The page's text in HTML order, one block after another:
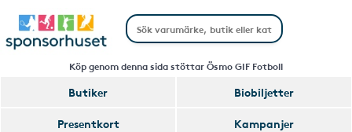
Köp genom denna sida stöttar Ösmo GIF Fotboll
Butiker
Biobiljetter
Presentkort
Kampanjer